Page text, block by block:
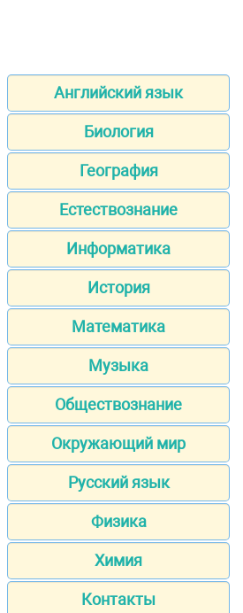
Английский язык
Биология
География
Естествознание
Информатика
История
Математика
Музыка
Обществознание
Окружающий мир
Русский язык
Физика
Химия
Контакты